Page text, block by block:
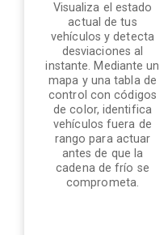
Visualiza el estado
actual de tus
vehículos y detecta
desviaciones al
instante. Mediante un
mapa y una tabla de
control con códigos
de color, identifica
vehículos fuera de
rango para actuar
antes de que la
cadena de frío se
comprometa.